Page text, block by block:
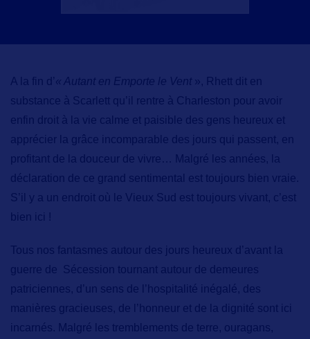
A la fin d’« Autant en Emporte le Vent », Rhett dit en
substance à Scarlett qu’il rentre à Charleston pour avoir
enfin droit à la vie calme et paisible des gens heureux et
apprécier la grâce incomparable des jours qui passent, en
profitant de la douceur de vivre… Malgré les années, la
déclaration de ce grand sentimental est toujours bien vraie.
S’il y a un endroit où le Vieux Sud est toujours vivant, c’est
bien ici !
Tous nos fantasmes autour des jours heureux d’avant la
guerre de Sécession tournant autour de demeures
patriciennes, d’un sens de l’hospitalité inégalé, des
manières gracieuses, de l’honneur et de la dignité sont ici
incarnés. Malgré les tremblements de terre, ouragans,